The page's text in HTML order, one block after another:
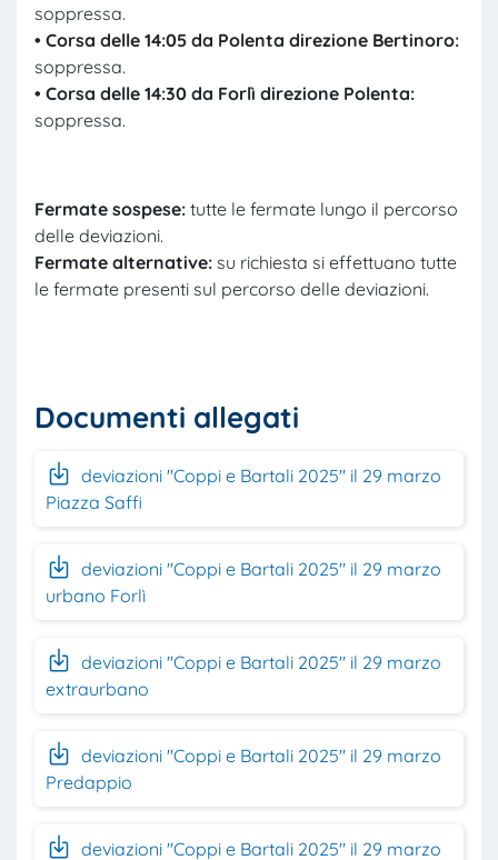
soppressa.
• Corsa delle 14:05 da Polenta direzione Bertinoro:
soppressa.
• Corsa delle 14:30 da Forlì direzione Polenta:
soppressa.
Fermate sospese: tutte le fermate lungo il percorso
delle deviazioni.
Fermate alternative: su richiesta si effettuano tutte
le fermate presenti sul percorso delle deviazioni.
Documenti allegati
deviazioni "Coppi e Bartali 2025" il 29 marzo
Piazza Saffi
deviazioni "Coppi e Bartali 2025" il 29 marzo
urbano Forlì
deviazioni "Coppi e Bartali 2025" il 29 marzo
extraurbano
deviazioni "Coppi e Bartali 2025" il 29 marzo
Predappio
deviazioni "Coppi e Bartali 2025" il 29 marzo